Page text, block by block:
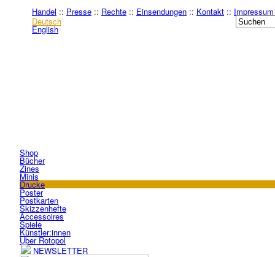
Handel :: Presse :: Rechte :: Einsendungen :: Kontakt :: Impressum
Deutsch
English
Shop
Bücher
Zines
Minis
Drucke
Poster
Postkarten
Skizzenhefte
Accessoires
Spiele
Künstler:innen
Über Rotopol
NEWSLETTER